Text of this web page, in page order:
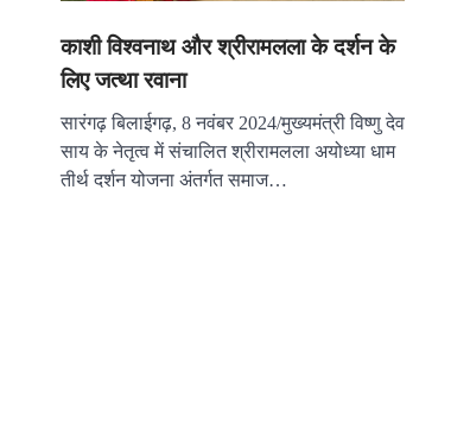
काशी विश्वनाथ और श्रीरामलला के दर्शन के
लिए जत्था रवाना
सारंगढ़ बिलाईगढ़, 8 नवंबर 2024/मुख्यमंत्री विष्णु देव
साय के नेतृत्व में संचालित श्रीरामलला अयोध्या धाम
तीर्थ दर्शन योजना अंतर्गत समाज…